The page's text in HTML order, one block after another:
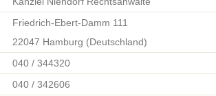
Friedrich-Ebert-Damm 111
22047 Hamburg (Deutschland)
040 / 344320
040 / 342606